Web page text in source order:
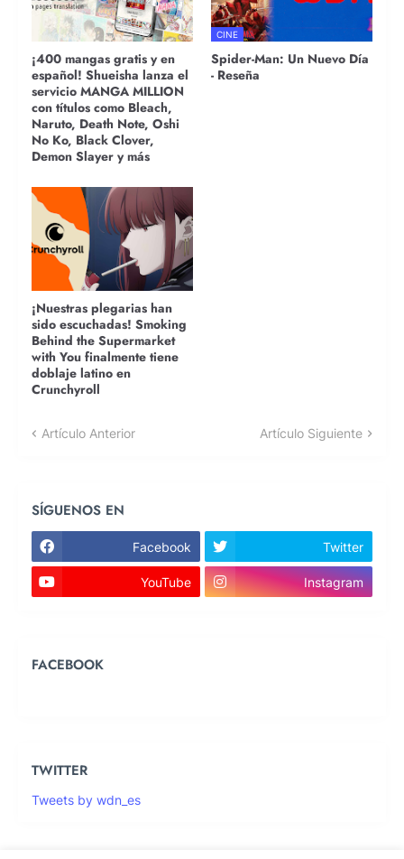
¡400 mangas gratis y en
español! Shueisha lanza el
servicio MANGA MILLION
con títulos como Bleach,
Naruto, Death Note, Oshi
No Ko, Black Clover,
Demon Slayer y más
CINE
Spider-Man: Un Nuevo Día
- Reseña
¡Nuestras plegarias han
sido escuchadas! Smoking
Behind the Supermarket
with You finalmente tiene
doblaje latino en
Crunchyroll
Artículo Anterior Artículo Siguiente
SÍGUENOS EN
Facebook Twitter
YouTube Instagram
FACEBOOK
TWITTER
Tweets by wdn_es